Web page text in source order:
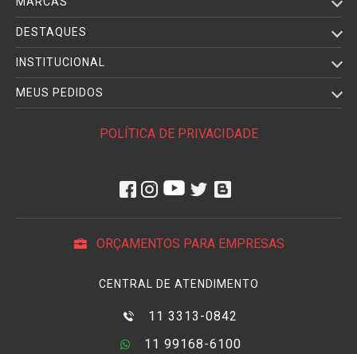
DESTAQUES
INSTITUCIONAL
MEUS PEDIDOS
POLÍTICA DE PRIVACIDADE
ORÇAMENTOS PARA EMPRESAS
CENTRAL DE ATENDIMENTO
11 3313-0842
11 99168-6100